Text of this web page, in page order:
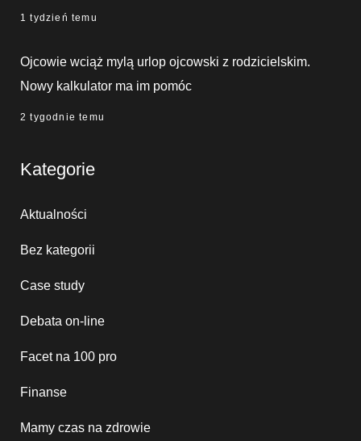
1 tydzień temu
Ojcowie wciąż mylą urlop ojcowski z rodzicielskim.
Nowy kalkulator ma im pomóc
2 tygodnie temu
Kategorie
Aktualności
Bez kategorii
Case study
Debata on-line
Facet na 100 pro
Finanse
Mamy czas na zdrowie